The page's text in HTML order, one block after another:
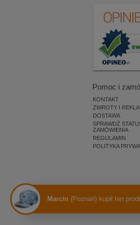
Pomoc i
KONTAKT
ZWROTY I
DOSTAWA
SPRAWDŹ
ZAMÓWIENIA
REGULAMIN
POLITYKA
Marcin(Poznań) kupił ten